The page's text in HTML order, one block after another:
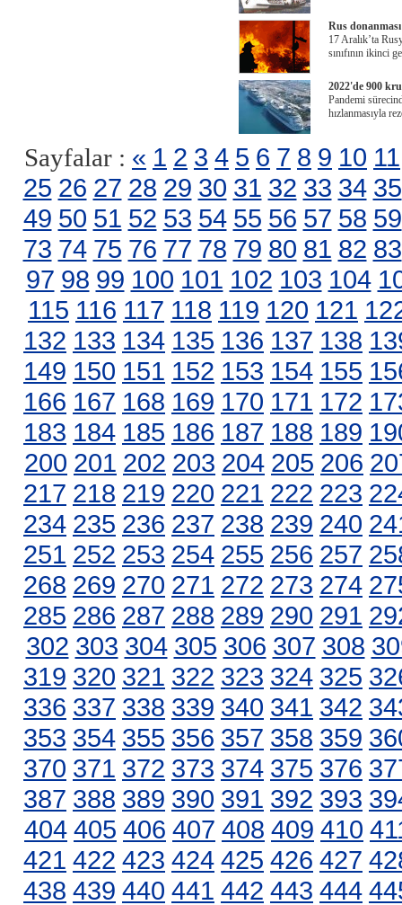
Rus
17 Aralık’ta
sınıfının ikinci
2022'de 900
Pandemi
hızlanmasıyla
Sayfalar : « 1 2 3 4 5 6 7 8 9 10 11
25 26 27 28 29 30 31 32 33 34 35
49 50 51 52 53 54 55 56 57 58 59
73 74 75 76 77 78 79 80 81 82 83
97 98 99 100 101 102 103 104
115 116 117 118 119 120 121
132 133 134 135 136 137 138
149 150 151 152 153 154 155
166 167 168 169 170 171 172
183 184 185 186 187 188 189
200 201 202 203 204 205 206
217 218 219 220 221 222 223
234 235 236 237 238 239 240
251 252 253 254 255 256 257
268 269 270 271 272 273 274
285 286 287 288 289 290 291
302 303 304 305 306 307 308
319 320 321 322 323 324 325
336 337 338 339 340 341 342
353 354 355 356 357 358 359
370 371 372 373 374 375 376
387 388 389 390 391 392 393
404 405 406 407 408 409 410
421 422 423 424 425 426 427
438 439 440 441 442 443 444